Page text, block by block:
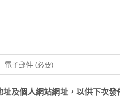
及個人網站網址，以供下次發